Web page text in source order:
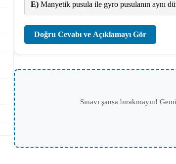
E) Manyetik pusula ile gyro pusulanın aynı
Doğru Cevabı ve Açıklamayı Gör
Sınavı şansa bırakmayın!